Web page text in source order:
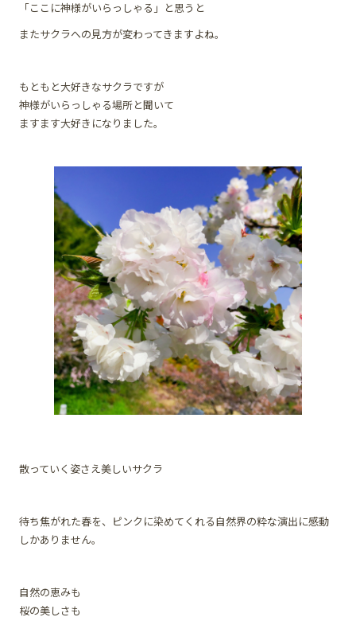
「ここに神様がいらっしゃる」と思うと
またサクラへの見方が変わってきますよね。
もともと大好きなサクラですが
神様がいらっしゃる場所と聞いて
ますます大好きになりました。
散っていく姿さえ美しいサクラ
待ち焦がれた春を、ピンクに染めてくれる自然界の粋な演出に感動
しかありません。
自然の恵みも
桜の美しさも